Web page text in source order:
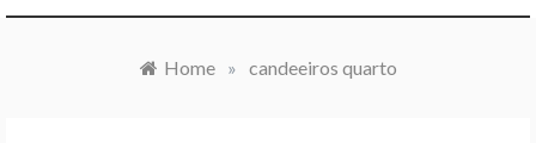
Home » candeeiros quarto